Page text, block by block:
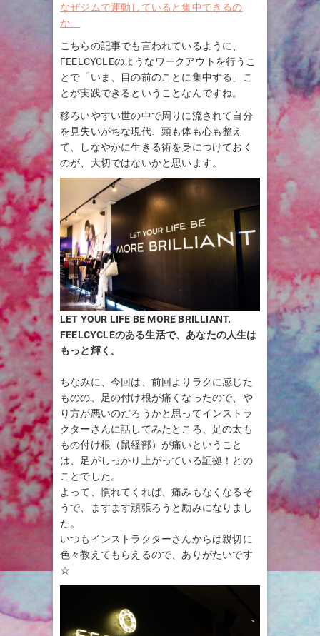
なぜジムで運動していると集中できるの
か」
こちらの記事でも言われているように、
FEELCYCLEのようなワークアウトを行うこ
とで「いま、目の前のことに集中する」こ
とが実践できるということなんですね。
移ろいやすい世の中で周りに流されて自分
を見失いがちな現代、頭も体も心も整え
て、しなやかに生きる術を身につけておく
のが、大切ではないかと思います。
LET YOUR LIFE BE MORE BRILLIANT.
FEELCYCLEのある生活で、あなたの人生は
もっと輝く。
ちなみに、今回は、前回よりラクに感じた
ものの、足の付け根が痛くなったので、や
り方が悪いのだろうかと思ってインストラ
クターさんに話してみたところ、足の太も
もの付け根（鼠経部）が痛いということ
は、足がしっかり上がっている証拠！との
ことでした。
よって、慣れてくれば、痛みもなくなるそ
うで、ますます頑張ろうと励みになりまし
た。
いつもインストラクターさんからは親切に
色々教えてもらえるので、ありがたいです
☆